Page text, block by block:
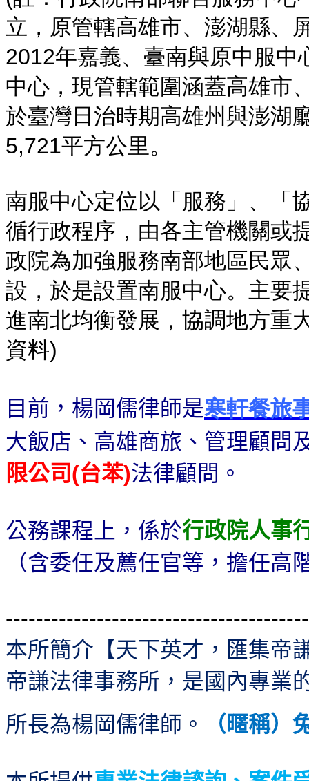
立，原管轄高雄市、澎湖縣、
2012年嘉義、臺南與原中服
中心，現管轄範圍涵蓋高雄市
於臺灣日治時期高雄州與澎湖
5,721平方公里。
南服中心定位以「服務」、「
循行政程序，由各主管機關或
政院為加強服務南部地區民眾
設，於是設置南服中心。主要
進南北均衡發展，協調地方重
資料)
目前，楊岡儒律師是寒軒餐旅
大飯店、高雄商旅、管理顧問
限公司(台苯)法律顧問。
公務課程上，係於行政院人事
（含委任及薦任官等，擔任
本所簡介【天下英才，匯集帝
帝謙法律事務所，是國內專業
所長為楊岡儒律師。
（暱稱）